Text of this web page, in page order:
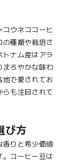
ウネココーヒ
の種類や栽培さ
トナム産はアラ
まろやかな味わ
地で愛されてお
らも注目されて
び方
香りと希少価値
。コーヒー豆は